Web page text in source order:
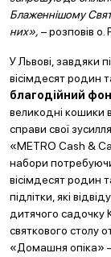
Блаженнішому
них», − розповів
У Львові, завдяки
вісімдесят родин
благодійний
великодні кошики
справи свої
«METRO Cash &
набори
вісімдесят родин
підлітки, які
дитячого садочку
святкового столу
«Домашня опіка» –